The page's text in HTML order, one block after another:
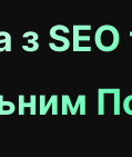
з SEO